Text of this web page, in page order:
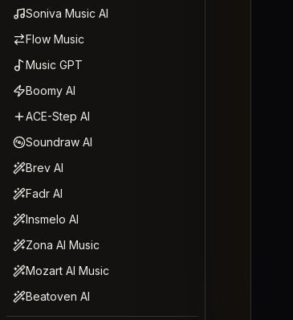
Soniva Music AI
Flow Music
Music GPT
Boomy AI
ACE-Step AI
Soundraw AI
Brev AI
Fadr AI
Insmelo AI
Zona AI Music
Mozart AI Music
Beatoven AI